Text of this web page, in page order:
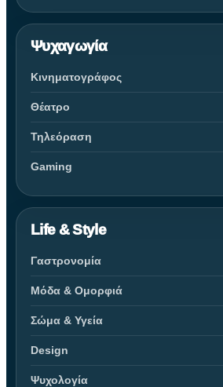
Ψυχαγωγία
Κινηματογράφος
Θέατρο
Τηλεόραση
Gaming
Life & Style
Γαστρονομία
Μόδα & Ομορφιά
Σώμα & Υγεία
Design
Ψυχολογία